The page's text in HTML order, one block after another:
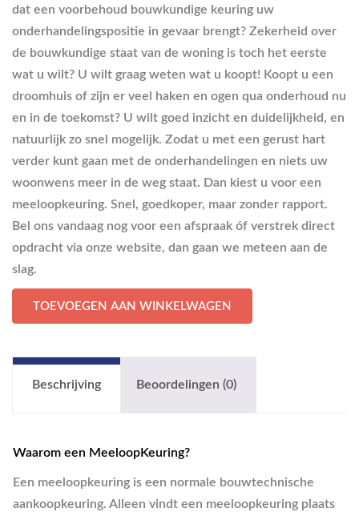
dat een voorbehoud bouwkundige keuring uw
onderhandelingspositie in gevaar brengt? Zekerheid over
de bouwkundige staat van de woning is toch het eerste
wat u wilt? U wilt graag weten wat u koopt! Koopt u een
droomhuis of zijn er veel haken en ogen qua onderhoud nu
en in de toekomst? U wilt goed inzicht en duidelijkheid, en
natuurlijk zo snel mogelijk. Zodat u met een gerust hart
verder kunt gaan met de onderhandelingen en niets uw
woonwens meer in de weg staat. Dan kiest u voor een
meeloopkeuring. Snel, goedkoper, maar zonder rapport.
Bel ons vandaag nog voor een afspraak óf verstrek direct
opdracht via onze website, dan gaan we meteen aan de
slag.
TOEVOEGEN AAN WINKELWAGEN
Beschrijving Beoordelingen (0)
Waarom een MeeloopKeuring?
Een meeloopkeuring is een normale bouwtechnische
aankoopkeuring. Alleen vindt een meeloopkeuring plaats